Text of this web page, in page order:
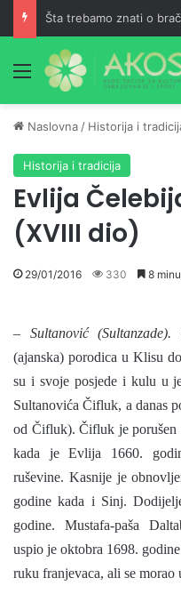
Šta trebamo znati o
Meni
Naslovna / Historija i
Historija i tradicija
Evlija
(XVIII dio)
29/01/2016 330 8
– Sultanović (Sultanzade).
(ajanska) porodica u Klisu
su i svoje posjede i kulu u
Sultanovića Čifluk, a danas
od Čifluk). Čifluk je porušen
kada je Evlija 1660.
ruševine. Kasnije je
godine kada i Sinj.
godine. Mustafa-paša
uspio je oktobra 1698.
ruku franjevaca, ali se morao